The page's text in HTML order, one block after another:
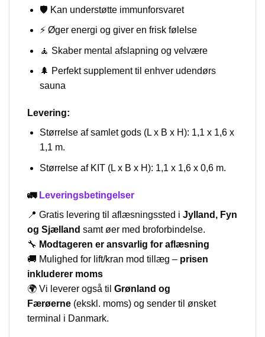
🛡️ Kan understøtte immunforsvaret
⚡ Øger energi og giver en frisk følelse
🧘 Skaber mental afslapning og velvære
🌲 Perfekt supplement til enhver udendørs
sauna
Levering:
Størrelse af samlet gods (L x B x H): 1,1 x 1,6 x
1,1 m.
Størrelse af KIT (L x B x H): 1,1 x 1,6 x 0,6 m.
🚛 Leveringsbetingelser
📍 Gratis levering til aflæsningssted i Jylland, Fyn
og Sjælland samt øer med broforbindelse.
🔧 Modtageren er ansvarlig for aflæsning
🚚 Mulighed for lift/kran mod tillæg – prisen
inkluderer moms
🌍 Vi leverer også til Grønland og
Færøerne (ekskl. moms) og sender til ønsket
terminal i Danmark.